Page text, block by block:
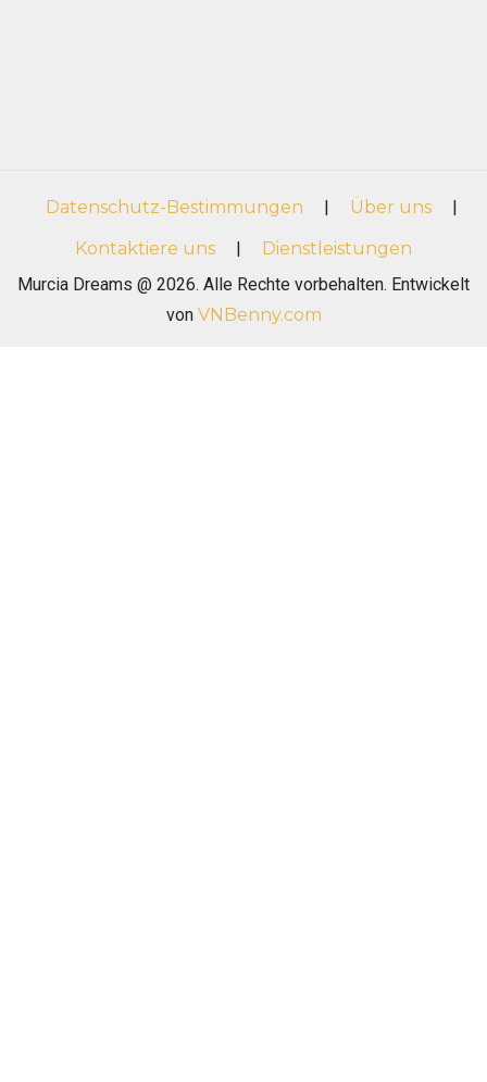
Datenschutz-Bestimmungen | Über uns
|
Kontaktiere uns
|
Dienstleistungen
Murcia Dreams @ 2026. Alle Rechte vorbehalten. Entwickelt
von VNBenny.com